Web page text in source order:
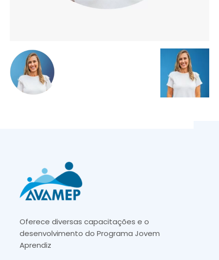
Oferece diversas capacitações e o
desenvolvimento do Programa Jovem
Aprendiz